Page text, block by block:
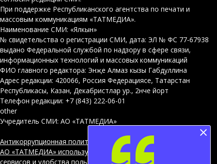
При поддержке Республиканского агентства по печати и
массовым коммуникациям «ТАТМЕДИА».
Наименование СМИ: «Ялкын»
№ свидетельства о регистрации СМИ, дата: ЭЛ № ФС 77-67938
выдано Федеральной службой по надзору в сфере связи,
информационных технологий и массовых коммуникаций
ФИО главного редактора: Энҗе Алмаз кызы Габдуллина
Адрес редакции: 420066, Россия Федерациясе, Татарстан
Республикасы, Казан, Декабристлар ур., 2нче йорт
Телефон редакции: +7 (843) 222-06-01
other
Учредитель СМИ: АО «ТАТМЕДИА»
Антикоррупционная политика
АО «ТАТМЕДИА» использует «cookie»для персонализации
сервисов и удобства пользователей сайтом. Использование